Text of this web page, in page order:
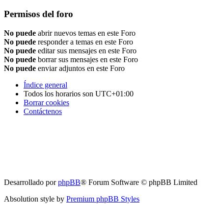
Permisos del foro
No puede abrir nuevos temas en este Foro
No puede responder a temas en este Foro
No puede editar sus mensajes en este Foro
No puede borrar sus mensajes en este Foro
No puede enviar adjuntos en este Foro
Índice general
Todos los horarios son UTC+01:00
Borrar cookies
Contáctenos
Desarrollado porphpBB® Forum Software © phpBB Limited
Absolution style by Premium phpBB Styles